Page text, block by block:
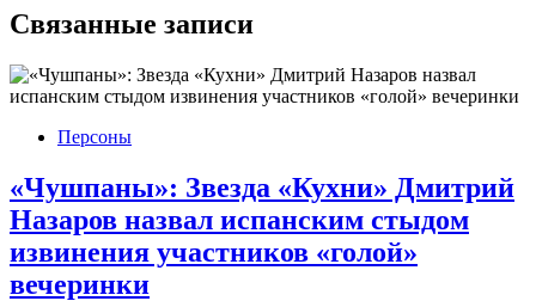
Связанные записи
Персоны
«Чушпаны»: Звезда «Кухни» Дмитрий
Назаров назвал испанским стыдом
извинения участников «голой»
вечеринки